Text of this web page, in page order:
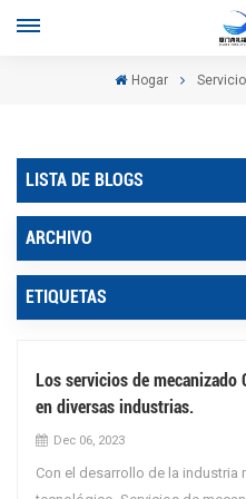
Hogar
LISTA DE BLOGS
ARCHIVO
ETIQUETAS
Los servicios de mecanizado
en diversas industrias.
Dec 06, 2023
Con el desarrollo de la industria